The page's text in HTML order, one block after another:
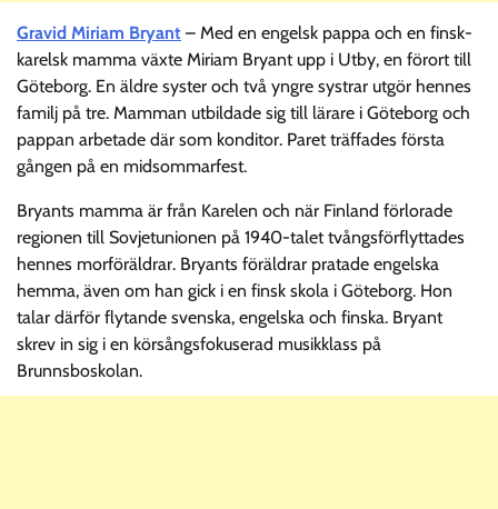
Gravid Miriam Bryant – Med en engelsk pappa och en finsk-
karelsk mamma växte Miriam Bryant upp i Utby, en förort till
Göteborg. En äldre syster och två yngre systrar utgör hennes
familj på tre. Mamman utbildade sig till lärare i Göteborg och
pappan arbetade där som konditor. Paret träffades första
gången på en midsommarfest.
Bryants mamma är från Karelen och när Finland förlorade
regionen till Sovjetunionen på 1940-talet tvångsförflyttades
hennes morföräldrar. Bryants föräldrar pratade engelska
hemma, även om han gick i en finsk skola i Göteborg. Hon
talar därför flytande svenska, engelska och finska. Bryant
skrev in sig i en körsångsfokuserad musikklass på
Brunnsboskolan.